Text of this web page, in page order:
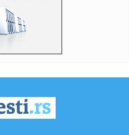
Gitarijada: Jubilej u znaku
Spens i Merkator mogu imati otežano
u Americi: Ova država sada dozvoljava